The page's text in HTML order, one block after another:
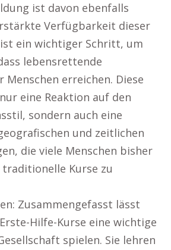
ist davon ebenfalls
Verfügbarkeit dieser
ein wichtiger Schritt, um
lebensrettende
Menschen erreichen. Diese
eine Reaktion auf den
sondern auch eine
und zeitlichen
die viele Menschen bisher
Kurse zu
Zusammengefasst lässt
Hilfe-Kurse eine wichtige
spielen. Sie lehren